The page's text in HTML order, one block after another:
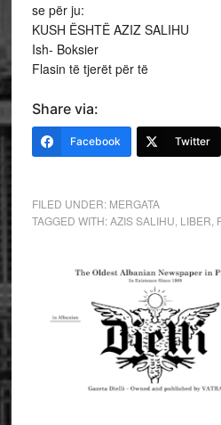
se për ju:
KUSH ËSHTË AZIZ SALIHU
Ish- Boksier
Flasin të tjerët për të
Share via:
Facebook Twitter
FILED UNDER: MERGATA
TAGGED WITH:AZIS SALIHU LIBER